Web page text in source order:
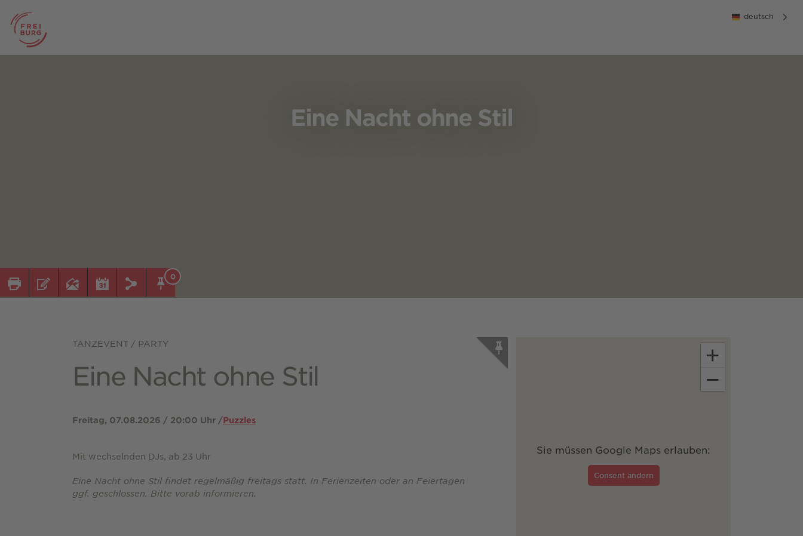
deutsch
Eine Nacht ohne Stil
0
TANZEVENT / PARTY
Eine Nacht ohne Stil
Freitag, 07.08.2026 / 20:00 Uhr /Puzzles
Mit wechselnden DJs, ab 23 Uhr
Eine Nacht ohne Stil findet regelmäßig freitags statt. In Ferienzeiten oder an Feiertagen
ggf. geschlossen. Bitte vorab informieren.
Sie müssen Google Maps erlauben:
Consent ändern
+
−